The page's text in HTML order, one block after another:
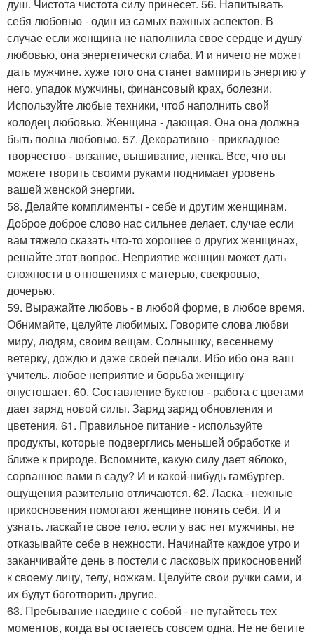
душ. Чистота чистота силу принесет. 56. Напитывать
себя любовью - один из самых важных аспектов. В
случае если женщина не наполнила свое сердце и душу
любовью, она энергетически слаба. И и ничего не может
дать мужчине. хуже того она станет вампирить энергию у
него. упадок мужчины, финансовый крах, болезни.
Используйте любые техники, чтоб наполнить свой
колодец любовью. Женщина - дающая. Она она должна
быть полна любовью. 57. Декоративно - прикладное
творчество - вязание, вышивание, лепка. Все, что вы
можете творить своими руками поднимает уровень
вашей женской энергии.
58. Делайте комплименты - себе и другим женщинам.
Доброе доброе слово нас сильнее делает. случае если
вам тяжело сказать что-то хорошее о других женщинах,
решайте этот вопрос. Неприятие женщин может дать
сложности в отношениях с матерью, свекровью,
дочерью.
59. Выражайте любовь - в любой форме, в любое время.
Обнимайте, целуйте любимых. Говорите слова любви
миру, людям, своим вещам. Солнышку, весеннему
ветерку, дождю и даже своей печали. Ибо ибо она ваш
учитель. любое неприятие и борьба женщину
опустошает. 60. Составление букетов - работа с цветами
дает заряд новой силы. Заряд заряд обновления и
цветения. 61. Правильное питание - используйте
продукты, которые подверглись меньшей обработке и
ближе к природе. Вспомните, какую силу дает яблоко,
сорванное вами в саду? И и какой-нибудь гамбургер.
ощущения разительно отличаются. 62. Ласка - нежные
прикосновения помогают женщине понять себя. И и
узнать. ласкайте свое тело. если у вас нет мужчины, не
отказывайте себе в нежности. Начинайте каждое утро и
заканчивайте день в постели с ласковых прикосновений
к своему лицу, телу, ножкам. Целуйте свои ручки сами, и
их будут боготворить другие.
63. Пребывание наедине с собой - не пугайтесь тех
моментов, когда вы остаетесь совсем одна. Не не бегите